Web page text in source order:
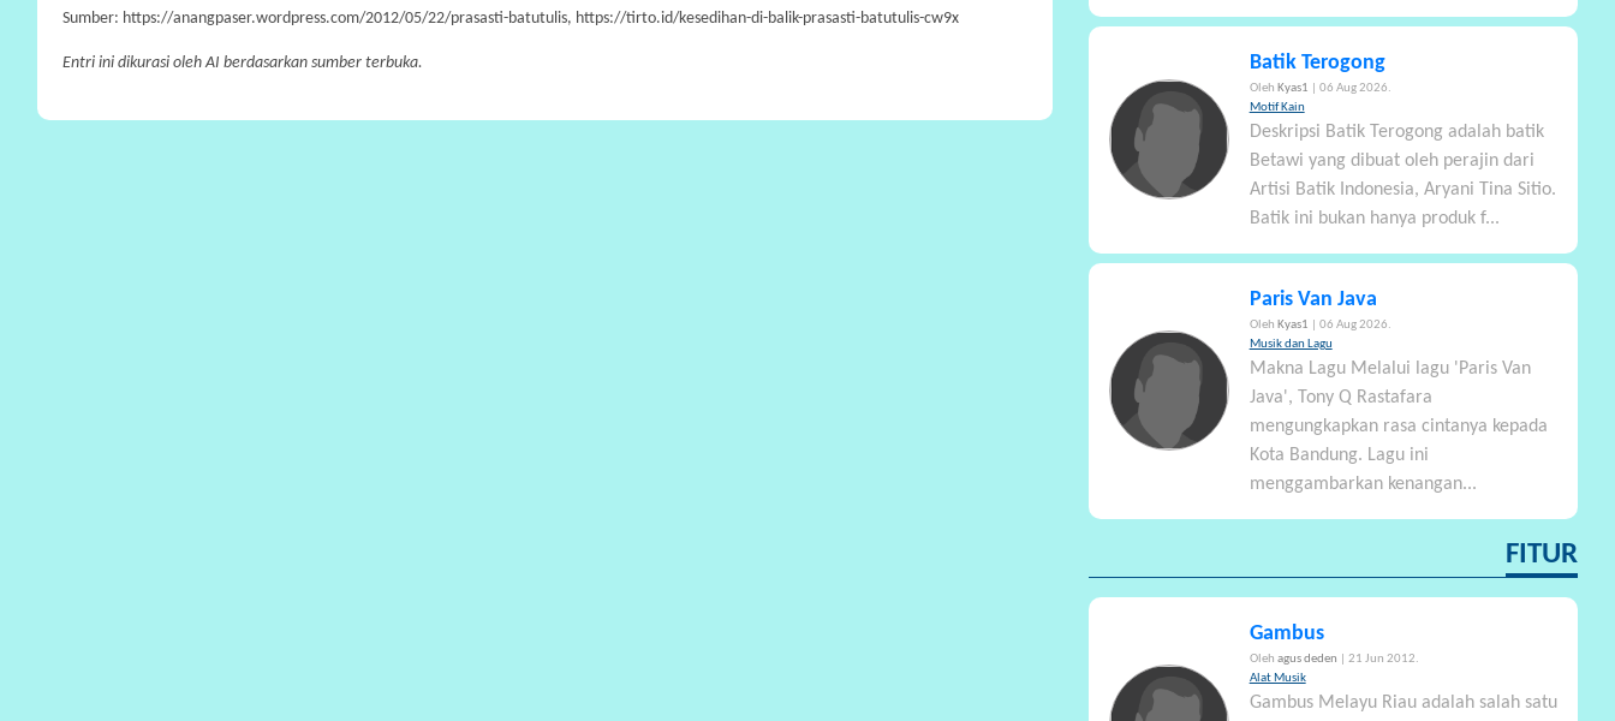
Sumber: https://anangpaser.wordpress.com/2012/05/22/prasasti-batutulis, https://tirto.id/kesedihan-di-balik-prasasti-batutulis-cw9x
Entri ini dikurasi oleh AI berdasarkan sumber terbuka. Batik Terogong
Oleh Kyas1
| 06 Aug 2026.
Motif Kain
Deskripsi Batik Terogong adalah batik
Betawi yang dibuat oleh perajin dari
Artisi Batik Indonesia, Aryani Tina Sitio.
Batik ini bukan hanya produk f...
Paris Van Java
Oleh Kyas1
| 06 Aug 2026.
Musik dan Lagu
Makna Lagu Melalui lagu 'Paris Van
Java', Tony Q Rastafara
mengungkapkan rasa cintanya kepada
Kota Bandung. Lagu ini
menggambarkan kenangan...
FITUR
Gambus
Oleh agus deden
| 21 Jun 2012.
Alat Musik
Gambus Melayu Riau adalah salah satu